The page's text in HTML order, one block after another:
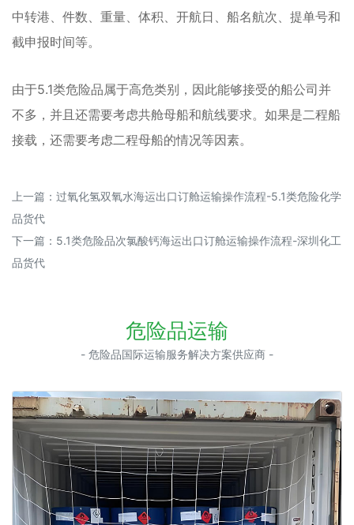
中转港、件数、重量、体积、开航日、船名航次、提单号和
截申报时间等。
由于5.1类危险品属于高危类别，因此能够接受的船公司并
不多，并且还需要考虑共舱母船和航线要求。如果是二程船
接载，还需要考虑二程母船的情况等因素。
上一篇： 过氧化氢双氧水海运出口订舱运输操作流程-5.1类危险化学
品货代
下一篇： 5.1类危险品次氯酸钙海运出口订舱运输操作流程-深圳化工
品货代
危险品运输
- 危险品国际运输服务解决方案供应商 -